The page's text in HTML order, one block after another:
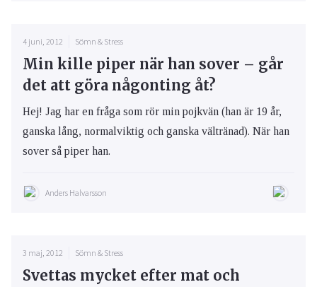
4 juni, 2012 Sömn & Stress
Min kille piper när han sover – går
det att göra någonting åt?
Hej! Jag har en fråga som rör min pojkvän (han är 19 år,
ganska lång, normalviktig och ganska vältränad). När han
sover så piper han.
Anders Halvarsson
3 maj, 2012 Sömn & Stress
Svettas mycket efter mat och